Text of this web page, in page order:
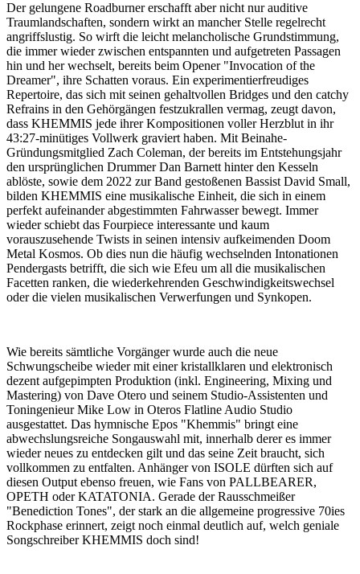
Der gelungene Roadburner erschafft aber nicht nur auditive
Traumlandschaften, sondern wirkt an mancher Stelle regelrecht
angriffslustig. So wirft die leicht melancholische Grundstimmung,
die immer wieder zwischen entspannten und aufgetreten Passagen
hin und her wechselt, bereits beim Opener "Invocation of the
Dreamer", ihre Schatten voraus. Ein experimentierfreudiges
Repertoire, das sich mit seinen gehaltvollen Bridges und den catchy
Refrains in den Gehörgängen festzukrallen vermag, zeugt davon,
dass KHEMMIS jede ihrer Kompositionen voller Herzblut in ihr
43:27-minütiges Vollwerk graviert haben. Mit Beinahe-
Gründungsmitglied Zach Coleman, der bereits im Entstehungsjahr
den ursprünglichen Drummer Dan Barnett hinter den Kesseln
ablöste, sowie dem 2022 zur Band gestoßenen Bassist David Small,
bilden KHEMMIS eine musikalische Einheit, die sich in einem
perfekt aufeinander abgestimmten Fahrwasser bewegt. Immer
wieder schiebt das Fourpiece interessante und kaum
vorauszusehende Twists in seinen intensiv aufkeimenden Doom
Metal Kosmos. Ob dies nun die häufig wechselnden Intonationen
Pendergasts betrifft, die sich wie Efeu um all die musikalischen
Facetten ranken, die wiederkehrenden Geschwindigkeitswechsel
oder die vielen musikalischen Verwerfungen und Synkopen.
Wie bereits sämtliche Vorgänger wurde auch die neue
Schwungscheibe wieder mit einer kristallklaren und elektronisch
dezent aufgepimpten Produktion (inkl. Engineering, Mixing und
Mastering) von Dave Otero und seinem Studio-Assistenten und
Toningenieur Mike Low in Oteros Flatline Audio Studio
ausgestattet. Das hymnische Epos "Khemmis" bringt eine
abwechslungsreiche Songauswahl mit, innerhalb derer es immer
wieder neues zu entdecken gilt und das seine Zeit braucht, sich
vollkommen zu entfalten. Anhänger von ISOLE dürften sich auf
diesen Output ebenso freuen, wie Fans von PALLBEARER,
OPETH oder KATATONIA. Gerade der Rausschmeißer
"Benediction Tones", der stark an die allgemeine progressive 70ies
Rockphase erinnert, zeigt noch einmal deutlich auf, welch geniale
Songschreiber KHEMMIS doch sind!